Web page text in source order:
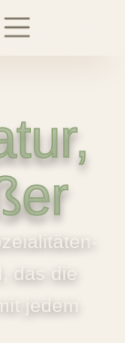
das die
jedem